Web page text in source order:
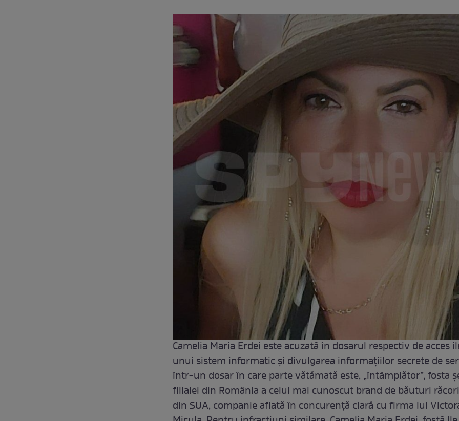
Camelia Maria Erdei este acuzată în dosarul respectiv de acces
unui sistem informatic și divulgarea informațiilor secrete de
într-un dosar în care parte vătămată este, „întâmplător”, fosta
filialei din România a celui mai cunoscut brand de băuturi
din SUA, companie aflată în concurență clară cu firma lui